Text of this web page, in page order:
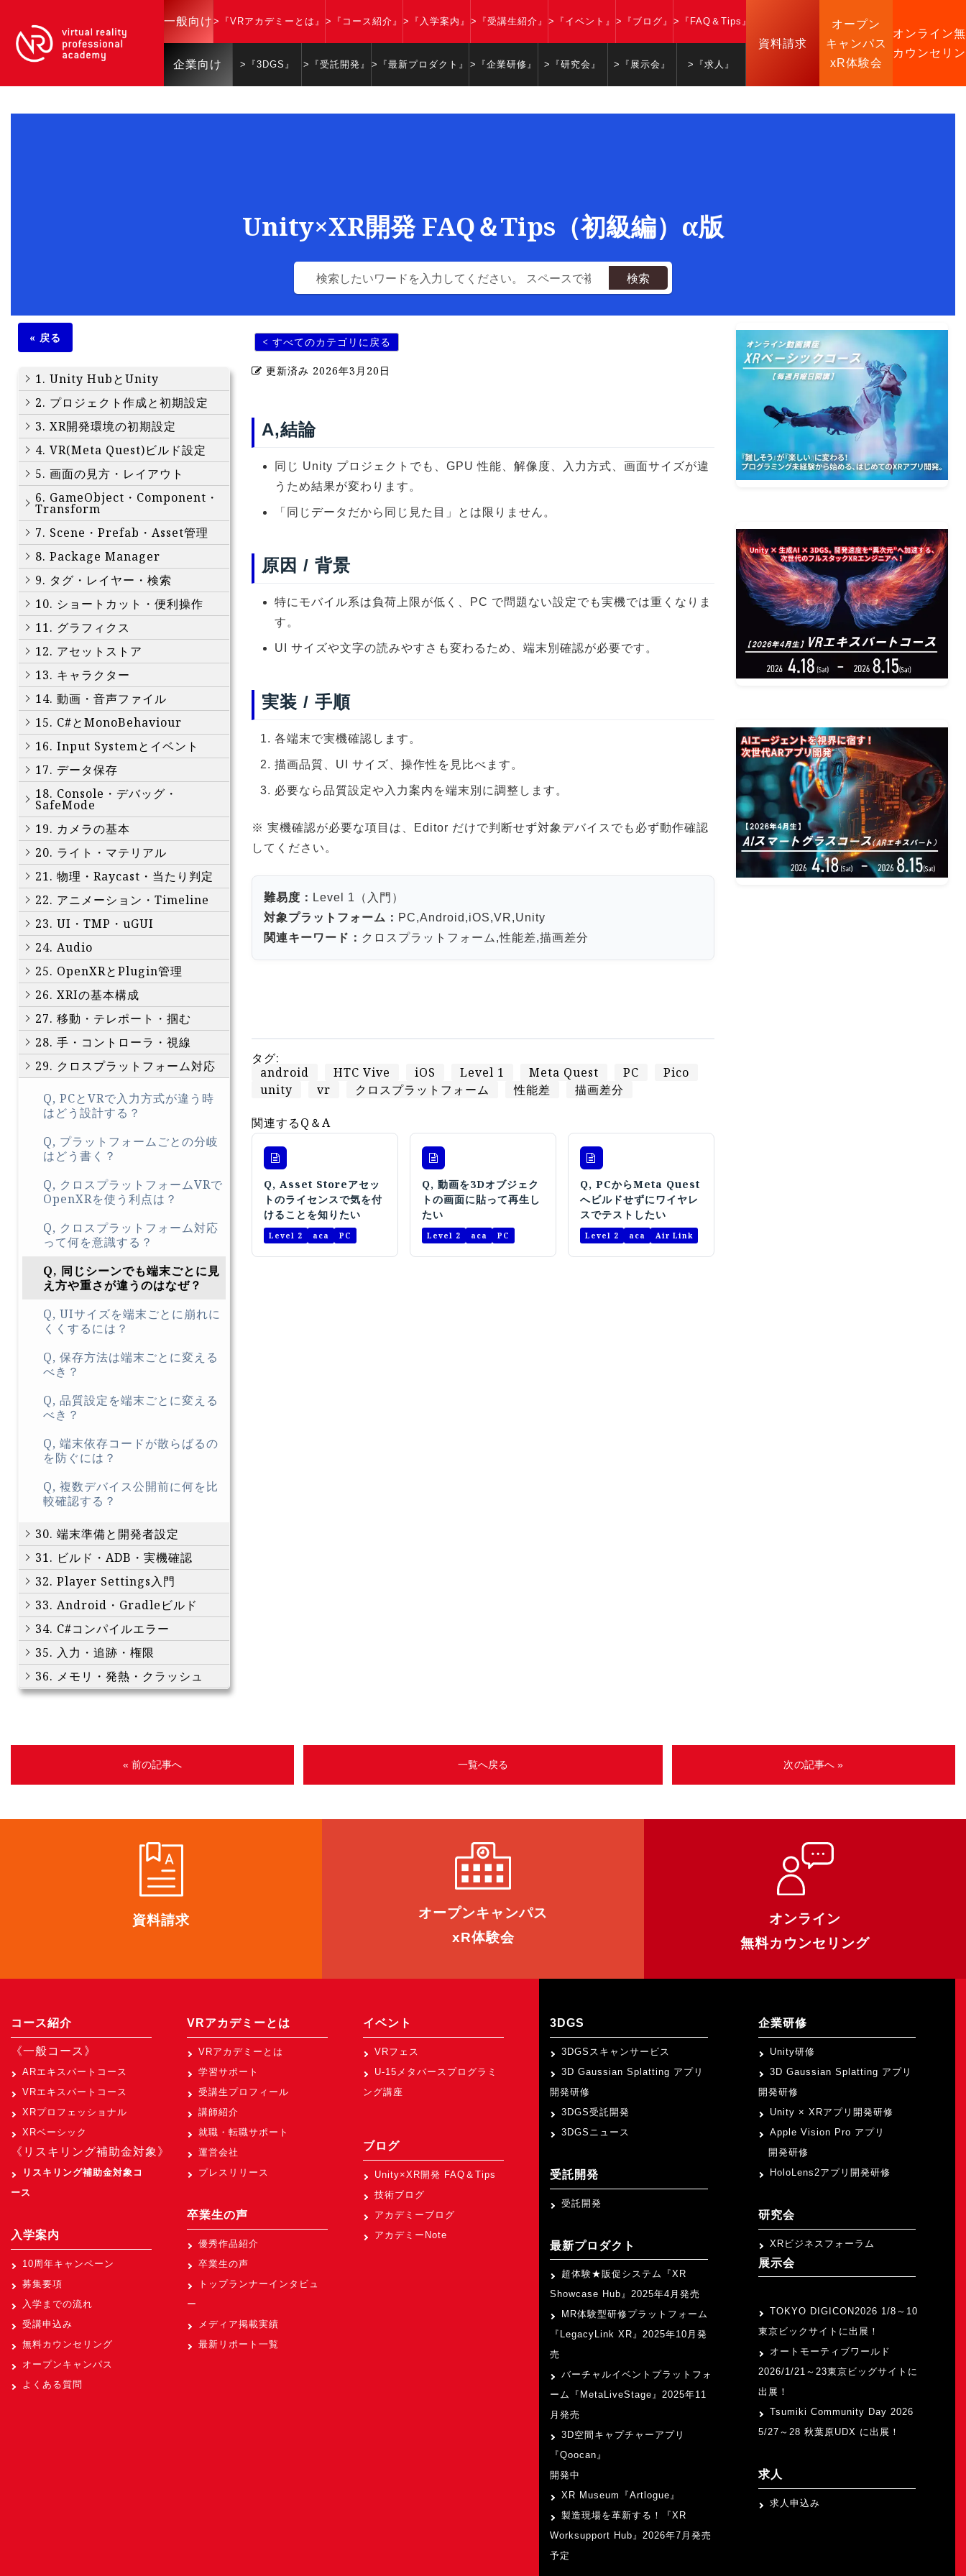
一般向け >『VRアカデミーとは』 >『コース紹介』 >『入学案内』 >『受講生紹介』 >『イベント』 >『ブログ』 >『FAQ＆Tips』
企業向け >『3DGS』 >『受託開発』 >『最新プロダクト』 >『企業研修』 >『研究会』 >『展示会』 >『求人』
資料請求
オープン
キャンパス
xR体験会
オンライン
カウンセリ
Unity×XR開発 FAQ＆Tips（初級編）α版
検索
« 戻る
1. Unity HubとUnity
2. プロジェクト作成と初期設定
3. XR開発環境の初期設定
4. VR(Meta Quest)ビルド設定
5. 画面の見方・レイアウト
6. GameObject・Component・
Transform
7. Scene・Prefab・Asset管理
8. Package Manager
9. タグ・レイヤー・検索
10. ショートカット・便利操作
11. グラフィクス
12. アセットストア
13. キャラクター
14. 動画・音声ファイル
15. C#とMonoBehaviour
16. Input Systemとイベント
17. データ保存
18. Console・デバッグ・
SafeMode
19. カメラの基本
20. ライト・マテリアル
21. 物理・Raycast・当たり判定
22. アニメーション・Timeline
23. UI・TMP・uGUI
24. Audio
25. OpenXRとPlugin管理
26. XRIの基本構成
27. 移動・テレポート・掴む
28. 手・コントローラ・視線
29. クロスプラットフォーム対応
Q, PCとVRで入力方式が違う時
はどう設計する？
Q, プラットフォームごとの分岐
はどう書く？
Q, クロスプラットフォームVRで
OpenXRを使う利点は？
Q, クロスプラットフォーム対応
って何を意識する？
Q, 同じシーンでも端末ごとに見
え方や重さが違うのはなぜ？
Q, UIサイズを端末ごとに崩れに
くくするには？
Q, 保存方法は端末ごとに変える
べき？
Q, 品質設定を端末ごとに変える
べき？
Q, 端末依存コードが散らばるの
を防ぐには？
Q, 複数デバイス公開前に何を比
較確認する？
30. 端末準備と開発者設定
31. ビルド・ADB・実機確認
32. Player Settings入門
33. Android・Gradleビルド
34. C#コンパイルエラー
35. 入力・追跡・権限
36. メモリ・発熱・クラッシュ
< すべてのカテゴリに戻る
更新済み 2026年3月20日
A,結論
同じ Unity プロジェクトでも、GPU 性能、解像度、入力方式、画面サイズが違
うため結果が変わります。
「同じデータだから同じ見た目」とは限りません。
原因 / 背景
特にモバイル系は負荷上限が低く、PC で問題ない設定でも実機では重くなりま
す。
UI サイズや文字の読みやすさも変わるため、端末別確認が必要です。
実装 / 手順
各端末で実機確認します。
描画品質、UI サイズ、操作性を見比べます。
必要なら品質設定や入力案内を端末別に調整します。
※ 実機確認が必要な項目は、Editor だけで判断せず対象デバイスでも必ず動作確認
してください。
難易度： Level 1（入門）
対象プラットフォーム： PC,Android,iOS,VR,Unity
関連キーワード： クロスプラットフォーム,性能差,描画差分
タグ:
android
HTC Vive iOS Level 1 Meta Quest PC
Pico
unity
vr クロスプラットフォーム 性能差 描画差分
関連するQ＆A
Q, Asset Storeアセッ
トのライセンスで気を付
けることを知りたい
Level 2 aca PC
Q, 動画を3Dオブジェク
トの画面に貼って再生し
たい
Level 2 aca PC
Q, PCからMeta Quest
へビルドせずにワイヤレ
スでテストしたい
Level 2 aca Air Link
« 前の記事へ 一覧へ戻る 次の記事へ »
資料請求 オープンキャンパス
xR体験会
オンライン
無料カウンセリング
コース紹介
《一般コース》
ARエキスパートコース
VRエキスパートコース
XRプロフェッショナル
XRベーシック
《リスキリング補助金対象》
リスキリング補助金対象コ
ース
入学案内
10周年キャンペーン
募集要項
入学までの流れ
受講申込み
無料カウンセリング
オープンキャンパス
よくある質問
VRアカデミーとは
VRアカデミーとは
学習サポート
受講生プロフィール
講師紹介
就職・転職サポート
運営会社
プレスリリース
卒業生の声
優秀作品紹介
卒業生の声
トップランナーインタビュ
ー
メディア掲載実績
最新リポート一覧
イベント
VRフェス
U-15メタバースプログラミ
ング講座
ブログ
Unity×XR開発 FAQ＆Tips
技術ブログ
アカデミーブログ
アカデミーNote
3DGS
3DGSスキャンサービス
3D Gaussian Splatting アプリ
開発研修
3DGS受託開発
3DGSニュース
受託開発
受託開発
最新プロダクト
超体験★販促システム『XR
Showcase Hub』2025年4月発売
MR体験型研修プラットフォーム
『LegacyLink XR』2025年10月発
売
バーチャルイベントプラットフォ
ーム『MetaLiveStage』2025年11
月発売
3D空間キャプチャーアプリ
『Qoocan』
開発中
XR Museum『Artlogue』
製造現場を革新する！『XR
Worksupport Hub』2026年7月発売
予定
企業研修
Unity研修
3D Gaussian Splatting アプリ
開発研修
Unity × XRアプリ開発研修
Apple Vision Pro アプリ
開発研修
HoloLens2アプリ開発研修
研究会
XRビジネスフォーラム
展示会
TOKYO DIGICON2026 1/8～10
東京ビックサイトに出展！
オートモーティブワールド
2026/1/21～23東京ビッグサイトに
出展！
Tsumiki Community Day 2026
5/27～28 秋葉原UDX に出展！
求人
求人申込み